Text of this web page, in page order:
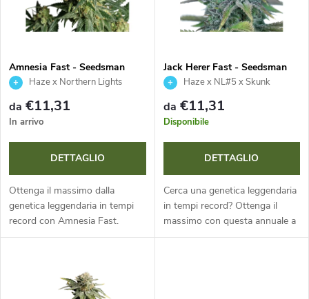
m
e
n
t
o
c
o
d
i
p
Amnesia Fast - Seedsman
Haze x Northern Lights
da €11,31
In arrivo
DETTAGLIO
Ottenga il massimo dalla
genetica leggendaria in tempi
record con Amnesia Fast.
Questa annuale fotoperiodica a
Jack Herer Fast - Seedsman
Haze x NL#5 x Skunk
da €11,31
Disponibile
DETTAGLIO
Cerca una genetica leggendaria
in tempi record? Ottenga il
massimo con questa annuale a
dominanza sativa, che si